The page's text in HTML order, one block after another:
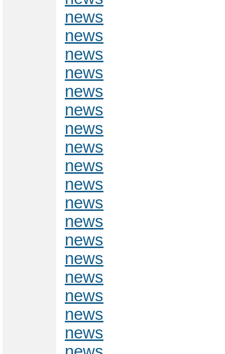
news
news
news
news
news
news
news
news
news
news
news
news
news
news
news
news
news
news